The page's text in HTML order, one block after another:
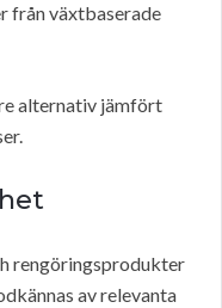
från växtbaserade
alternativ jämfört
rengöringsprodukter
av relevanta